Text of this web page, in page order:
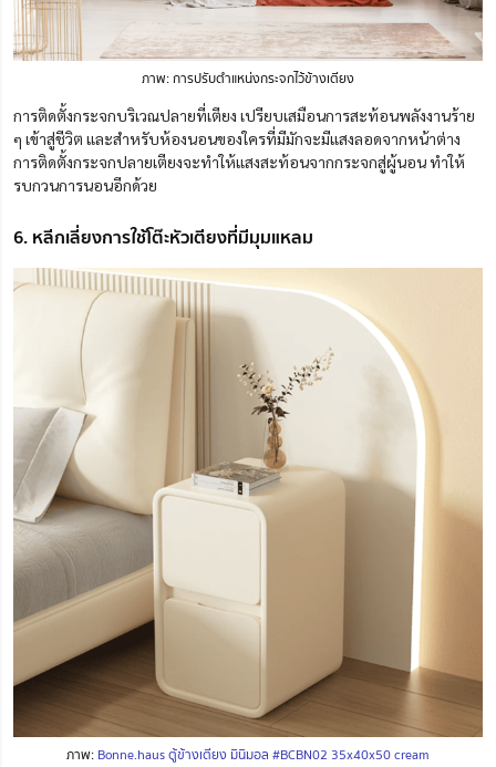
ภาพ: การปรับตำแหน่งกระจกไว้ข้างเตียง
การติดตั้งกระจกบริเวณปลายที่เตียง เปรียบเสมือนการสะท้อนพลังงานร้าย
ๆ เข้าสู่ชีวิต และสำหรับห้องนอนของใครที่มีมักจะมีแสงลอดจากหน้าต่าง
การติดตั้งกระจกปลายเตียงจะทำให้แสงสะท้อนจากกระจกสู่ผู้นอน ทำให้
รบกวนการนอนอีกด้วย
6. หลีกเลี่ยงการใช้โต๊ะหัวเตียงที่มีมุมแหลม
ภาพ: Bonne.haus ตู้ข้างเตียง มินิมอล #BCBN02 35x40x50 cream